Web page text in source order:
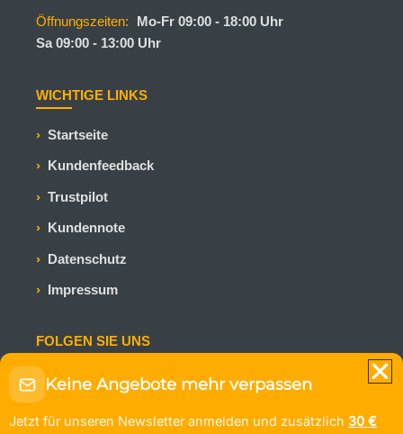
Öffnungszeiten:
Mo-Fr 09:00 - 18:00 Uhr
Sa 09:00 - 13:00 Uhr
WICHTIGE LINKS
Startseite
Kundenfeedback
Trustpilot
Kundennote
Datenschutz
Impressum
FOLGEN SIE UNS
Bleiben Sie auf dem Laufenden mit den neuesten
Kreuzfahrtangeboten und Reiseinspirationen.
Keine Angebote mehr verpassen
Jetzt für unseren Newsletter anmelden und zusätzlich 30 €